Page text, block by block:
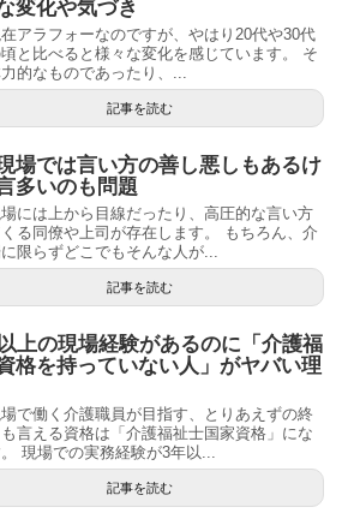
変化や気づき
アラフォーなのですが、やはり20代や30代
と比べると様々な変化を感じています。 そ
的なものであったり、...
記事を読む
場では言い方の善し悪しもあるけ
多いのも問題
には上から目線だったり、高圧的な言い方
る同僚や上司が存在します。 もちろん、介
限らずどこでもそんな人が...
記事を読む
上の現場経験があるのに「介護福
格を持っていない人」がヤバい理
で働く介護職員が目指す、とりあえずの終
言える資格は「介護福祉士国家資格」にな
現場での実務経験が3年以...
記事を読む